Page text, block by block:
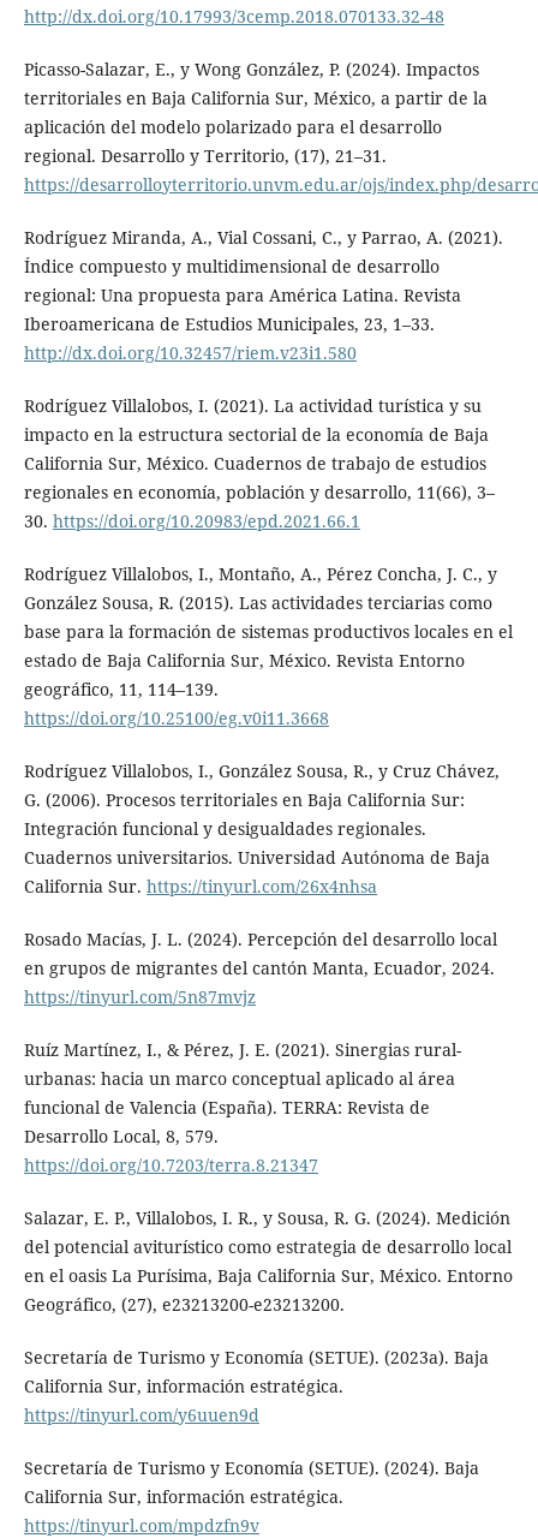
http://dx.doi.org/10.17993/3cemp.2018.070133.32-48
Picasso-Salazar, E., y Wong González, P. (2024). Impactos
territoriales en Baja California Sur, México, a partir de la
aplicación del modelo polarizado para el desarrollo
regional. Desarrollo y Territorio, (17), 21–31.
https://desarrolloyterritorio.unvm.edu.ar/ojs/index.php/
Rodríguez Miranda, A., Vial Cossani, C., y Parrao, A. (2021).
Índice compuesto y multidimensional de desarrollo
regional: Una propuesta para América Latina. Revista
Iberoamericana de Estudios Municipales, 23, 1–33.
http://dx.doi.org/10.32457/riem.v23i1.580
Rodríguez Villalobos, I. (2021). La actividad turística y su
impacto en la estructura sectorial de la economía de Baja
California Sur, México. Cuadernos de trabajo de estudios
regionales en economía, población y desarrollo, 11(66), 3–
30. https://doi.org/10.20983/epd.2021.66.1
Rodríguez Villalobos, I., Montaño, A., Pérez Concha, J. C., y
González Sousa, R. (2015). Las actividades terciarias como
base para la formación de sistemas productivos locales en el
estado de Baja California Sur, México. Revista Entorno
geográfico, 11, 114–139.
https://doi.org/10.25100/eg.v0i11.3668
Rodríguez Villalobos, I., González Sousa, R., y Cruz Chávez,
G. (2006). Procesos territoriales en Baja California Sur:
Integración funcional y desigualdades regionales.
Cuadernos universitarios. Universidad Autónoma de Baja
California Sur. https://tinyurl.com/26x4nhsa
Rosado Macías, J. L. (2024). Percepción del desarrollo local
en grupos de migrantes del cantón Manta, Ecuador, 2024.
https://tinyurl.com/5n87mvjz
Ruíz Martínez, I., & Pérez, J. E. (2021). Sinergias rural-
urbanas: hacia un marco conceptual aplicado al área
funcional de Valencia (España). TERRA: Revista de
Desarrollo Local, 8, 579.
https://doi.org/10.7203/terra.8.21347
Salazar, E. P., Villalobos, I. R., y Sousa, R. G. (2024). Medición
del potencial aviturístico como estrategia de desarrollo local
en el oasis La Purísima, Baja California Sur, México. Entorno
Geográfico, (27), e23213200-e23213200.
Secretaría de Turismo y Economía (SETUE). (2023a). Baja
California Sur, información estratégica.
https://tinyurl.com/y6uuen9d
Secretaría de Turismo y Economía (SETUE). (2024). Baja
California Sur, información estratégica.
https://tinyurl.com/mpdzfn9v